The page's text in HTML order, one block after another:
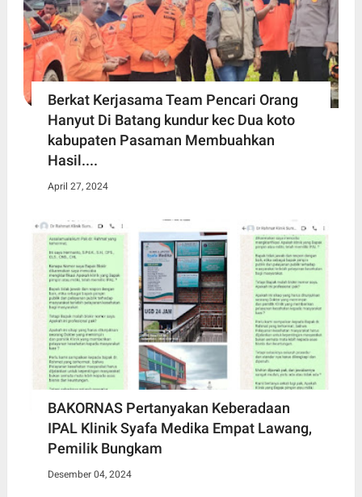
Berkat Kerjasama Team Pencari Orang
Hanyut Di Batang kundur kec Dua koto
kabupaten Pasaman Membuahkan
Hasil....
April 27, 2024
BAKORNAS Pertanyakan Keberadaan
IPAL Klinik Syafa Medika Empat Lawang,
Pemilik Bungkam
Desember 04, 2024